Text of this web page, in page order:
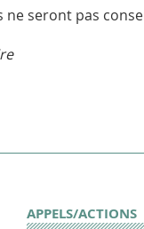
ne seront pas
APPELS/ACTIONS